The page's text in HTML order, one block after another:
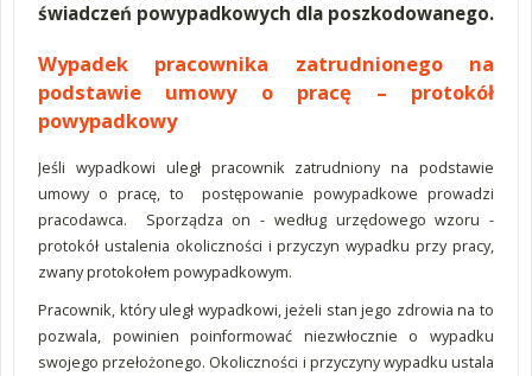
świadczeń powypadkowych dla poszkodowanego.
Wypadek pracownika zatrudnionego na
podstawie umowy o pracę – protokół
powypadkowy
Jeśli wypadkowi uległ pracownik zatrudniony na podstawie
umowy o pracę, to postępowanie powypadkowe prowadzi
pracodawca. Sporządza on - według urzędowego wzoru -
protokół ustalenia okoliczności i przyczyn wypadku przy pracy,
zwany protokołem powypadkowym.
Pracownik, który uległ wypadkowi, jeżeli stan jego zdrowia na to
pozwala, powinien poinformować niezwłocznie o wypadku
swojego przełożonego. Okoliczności i przyczyny wypadku ustala